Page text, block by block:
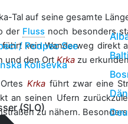
/ Podpec See
Kolisevka
(SLO)
Tal auf seine gesamte
der Fluss noch besonders
führt kein Wanderweg direkt
und den Ort Krka zu
Krkaführt zwar eine
an seinen Ufern
zu nähern.